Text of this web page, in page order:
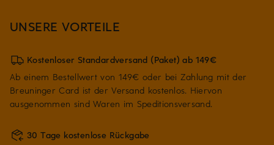
UNSERE VORTEILE
Kostenloser Standardversand (Paket) ab 149€
Ab einem Bestellwert von 149€ oder bei Zahlung mit der
Breuninger Card ist der Versand kostenlos. Hiervon
ausgenommen sind Waren im Speditionsversand.
30 Tage kostenlose Rückgabe